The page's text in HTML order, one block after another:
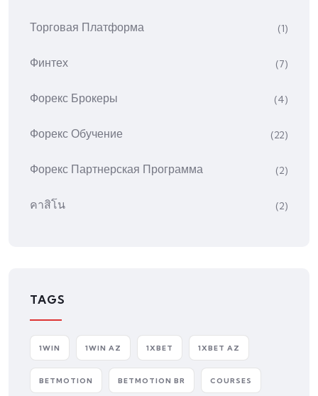
Торговая Платформа (1)
Финтех (7)
Форекс Брокеры (4)
Форекс Обучение (22)
Форекс Партнерская Программа (2)
คาสิโน (2)
TAGS
1WIN 1WIN AZ 1XBET 1XBET AZ
BETMOTION BETMOTION BR COURSES